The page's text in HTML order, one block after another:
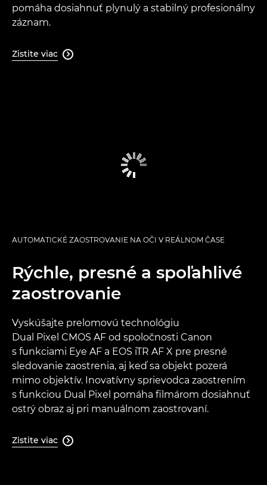
pomáha dosiahnuť plynulý a stabilný profesionálny
záznam.
Zistite viac 
AUTOMATICKÉ ZAOSTROVANIE NA OČI V REÁLNOM ČASE
Rýchle, presné a spoľahlivé
zaostrovanie
Vyskúšajte prelomovú technológiu
Dual Pixel CMOS AF od spoločnosti Canon
s funkciami Eye AF a EOS iTR AF X pre presné
sledovanie zaostrenia, aj keď sa objekt pozerá
mimo objektív. Inovatívny sprievodca zaostrením
s funkciou Dual Pixel pomáha filmárom dosiahnuť
ostrý obraz aj pri manuálnom zaostrovaní.
Zistite viac 